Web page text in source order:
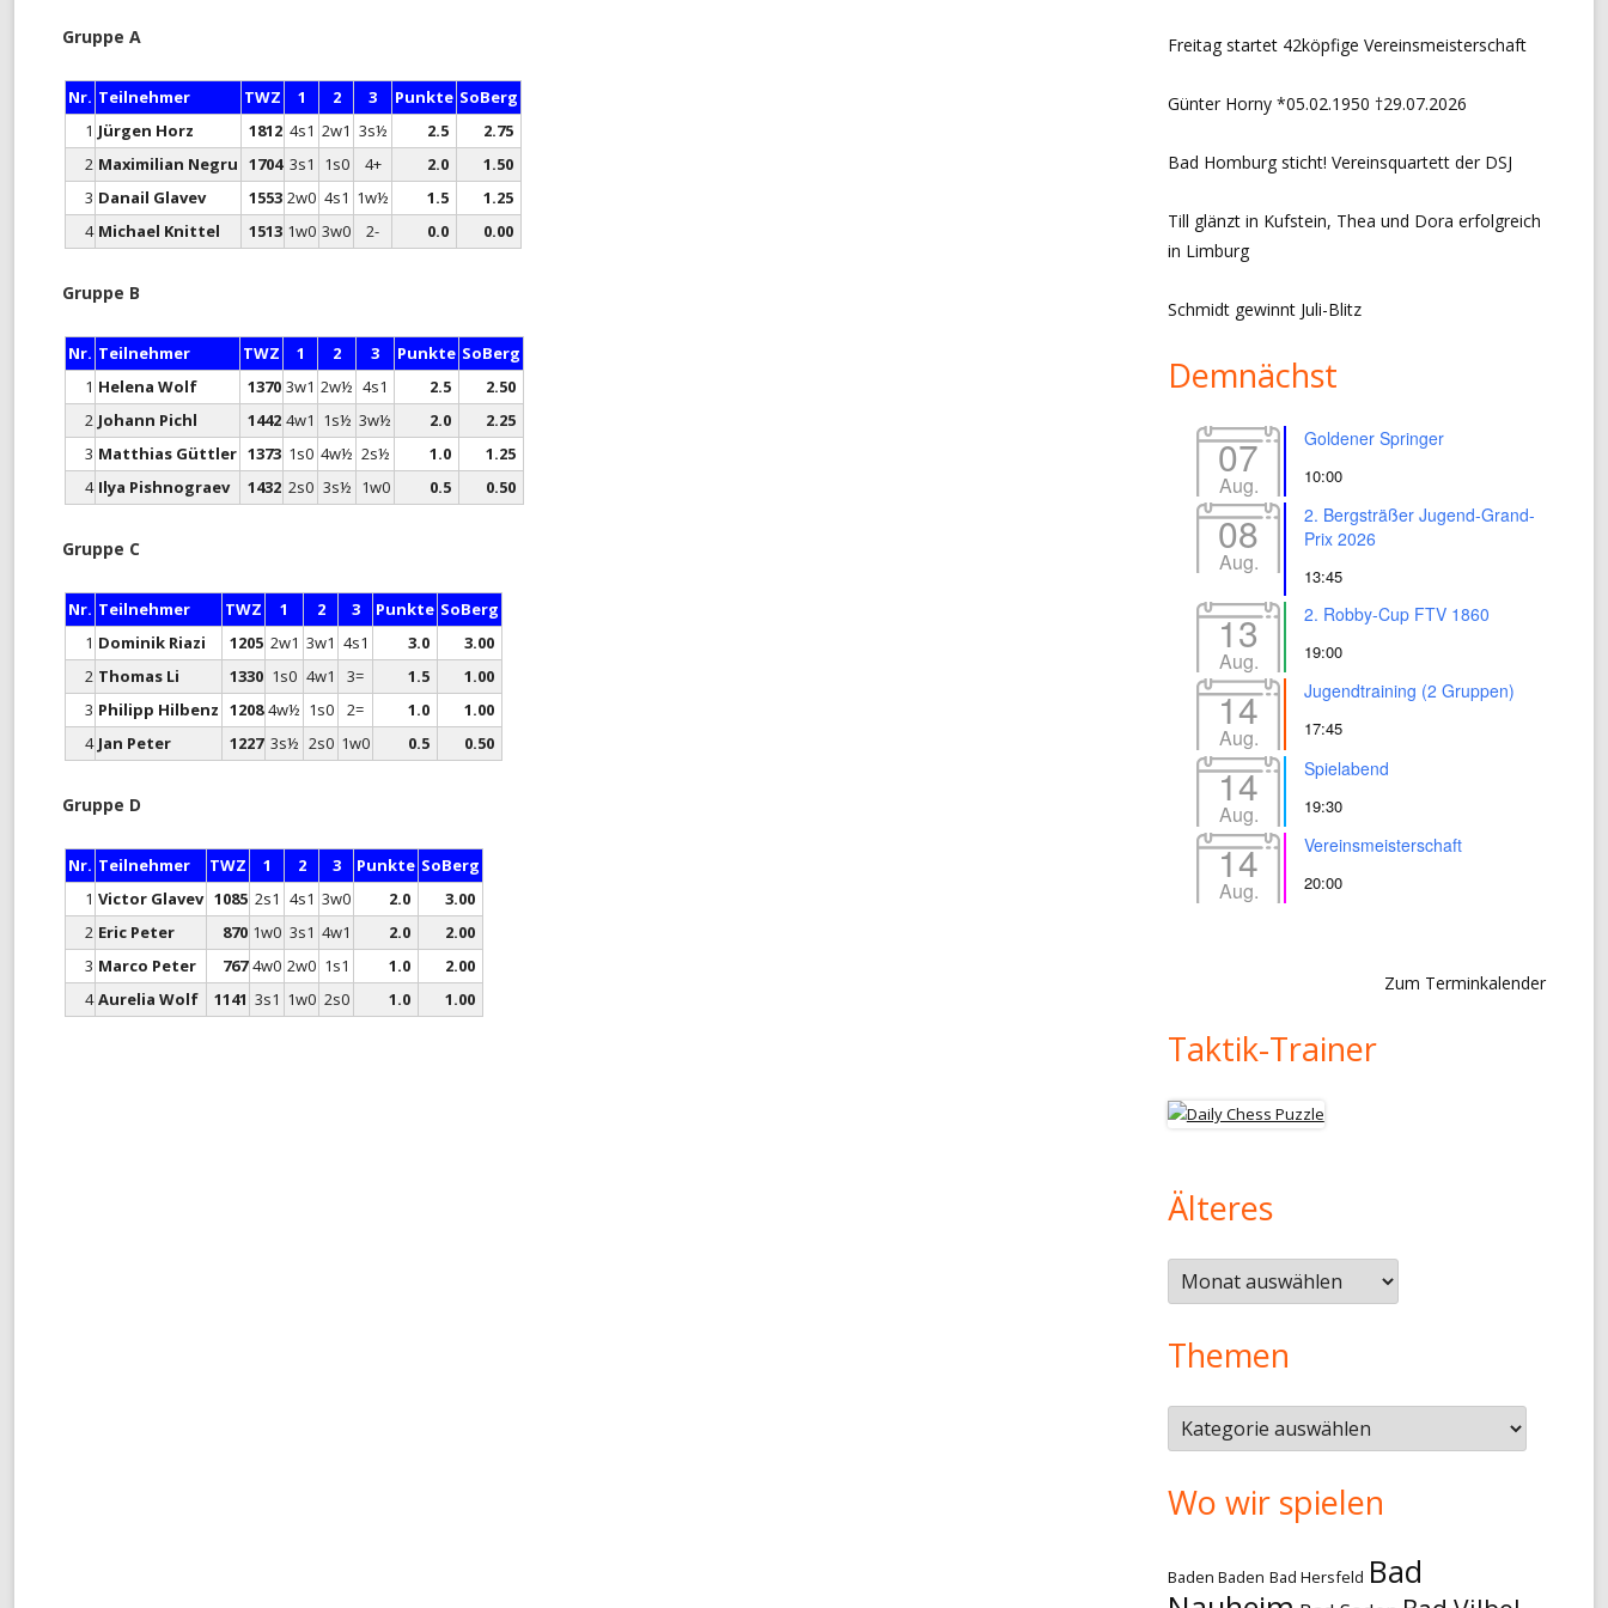
TURNIER-SIMULTAN
SCHNELLSCHACH-MEISTERSCHAFT
CHESS960-MEISTERSCHAFT
TANDEM-BLITZ-MEISTERSCHAFT
Gruppe A
Nr. Teilnehmer TWZ 1 2 3 Punkte SoBerg
1 Jürgen Horz 1812 4s1 2w1 3s½ 2.5
2.75
2 Maximilian Negru 1704 3s1 1s0 4+ 2.0
1.50
3 Danail Glavev 1553 2w0 4s1 1w½ 1.5
1.25
4 Michael Knittel 1513 1w0 3w0 2- 0.0 0.00
Gruppe B
Nr. Teilnehmer TWZ 1 2 3 Punkte SoBerg
1 Helena Wolf 1370 3w1 2w½ 4s1 2.5
2.50
2 Johann Pichl 1442 4w1 1s½ 3w½ 2.0
2.25
3 Matthias Güttler 1373 1s0 4w½ 2s½ 1.0
1.25
4 Ilya Pishnograev 1432 2s0 3s½ 1w0 0.5 0.50
Gruppe C
Nr. Teilnehmer TWZ 1 2 3 Punkte SoBerg
1 Dominik Riazi 1205 2w1 3w1 4s1 3.0
3.00
2 Thomas Li 1330 1s0 4w1 3= 1.5
1.00
3 Philipp Hilbenz 1208 4w½ 1s0 2= 1.0
1.00
4 Jan Peter 1227 3s½ 2s0 1w0 0.5 0.50
Gruppe D
Nr. Teilnehmer TWZ 1 2 3 Punkte SoBerg
1 Victor Glavev 1085 2s1 4s1 3w0 2.0
3.00
2 Eric Peter 870 1w0 3s1 4w1 2.0
2.00
3 Marco Peter 767 4w0 2w0 1s1 1.0
2.00
4 Aurelia Wolf 1141 3s1 1w0 2s0 1.0 1.00
Freitag startet 42köpfige Vereinsmeisterschaft
Günter Horny *05.02.1950 †29.07.2026
Bad Homburg sticht! Vereinsquartett der DSJ
Till glänzt in Kufstein, Thea und Dora erfolgreich
in Limburg
Schmidt gewinnt Juli-Blitz
Demnächst
07
Aug.
Goldener Springer
10:00
08
Aug.
2. Bergsträßer Jugend-Grand-
Prix 2026
13:45
13
Aug.
2. Robby-Cup FTV 1860
19:00
14
Aug.
Jugendtraining (2 Gruppen)
17:45
14
Aug.
Spielabend
19:30
14
Aug.
Vereinsmeisterschaft
20:00
Zum Terminkalender
Taktik-Trainer
Älteres
Älteres
Themen
Themen
Wo wir spielen
Baden Baden Bad Hersfeld Bad